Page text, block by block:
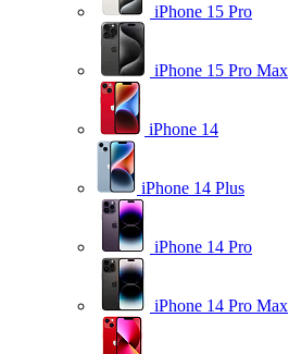
iPhone 15 Pro
iPhone 15 Pro Max
iPhone 14
iPhone 14 Plus
iPhone 14 Pro
iPhone 14 Pro Max